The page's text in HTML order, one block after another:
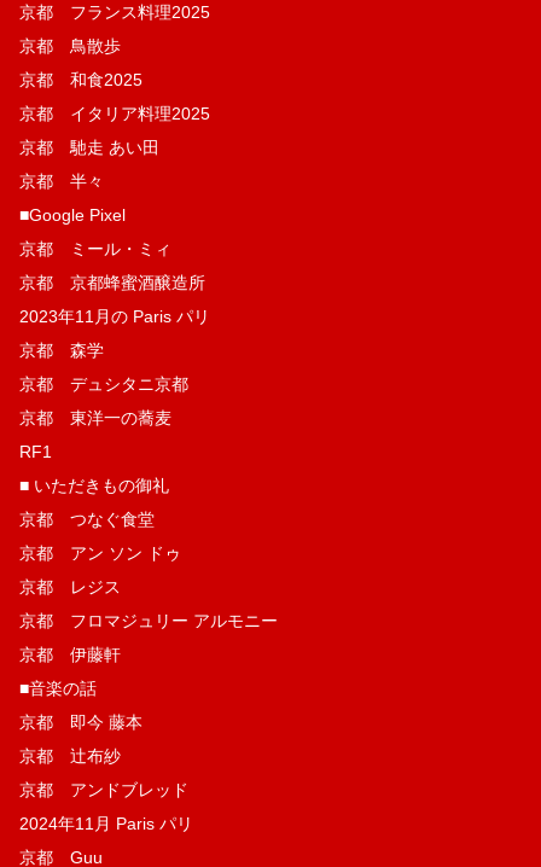
京都 フランス料理2025
京都 鳥散歩
京都 和食2025
京都 イタリア料理2025
京都 馳走 あい田
京都 半々
■Google Pixel
京都 ミール・ミィ
京都 京都蜂蜜酒醸造所
2023年11月の Paris パリ
京都 森学
京都 デュシタニ京都
京都 東洋一の蕎麦
RF1
■ いただきもの御礼
京都 つなぐ食堂
京都 アン ソン ドゥ
京都 レジス
京都 フロマジュリー アルモニー
京都 伊藤軒
■音楽の話
京都 即今 藤本
京都 辻布紗
京都 アンドブレッド
2024年11月 Paris パリ
京都 Guu